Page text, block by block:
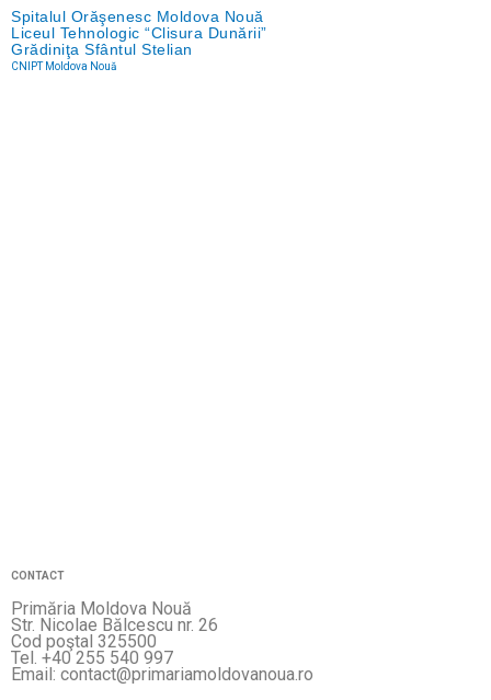
Spitalul Orăşenesc Moldova Nouă
Liceul Tehnologic “Clisura Dunării”
Grădiniţa Sfântul Stelian
CNIPT Moldova Nouă
CONTACT
Primăria Moldova Nouă
Str. Nicolae Bălcescu nr. 26
Cod poştal 325500
Tel. +40 255 540 997
Email: contact@primariamoldovanoua.ro